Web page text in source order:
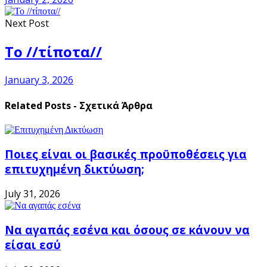
Next Post
To //τίποτα//
January 3, 2026
Related Posts - Σχετικά Άρθρα
Ποιες είναι οι βασικές προϋποθέσεις για
επιτυχημένη δικτύωση;
July 31, 2026
Να αγαπάς εσένα και όσους σε κάνουν να
είσαι εσύ